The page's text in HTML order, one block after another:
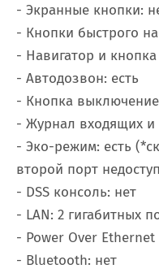
- Экранные кнопки:
- Кнопки быстрого
- Навигатор и
- Автодозвон: есть
- Кнопка
- Журнал входящих и
- Эко-режим: есть
второй порт
- DSS консоль: нет
- LAN: 2 гигабитных
- Power Over Ethernet
- Bluetooth: нет